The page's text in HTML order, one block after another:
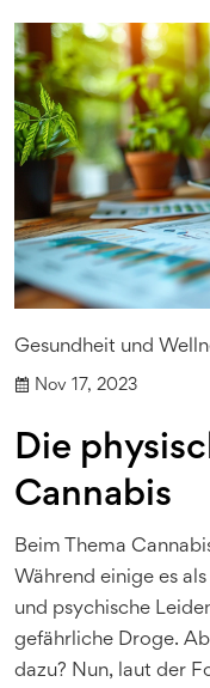
Gesundheit und
Nov 17, 2023
Die
Cannabis
Beim Thema
Während einige es
und psychische
gefährliche Droge.
dazu? Nun, laut der